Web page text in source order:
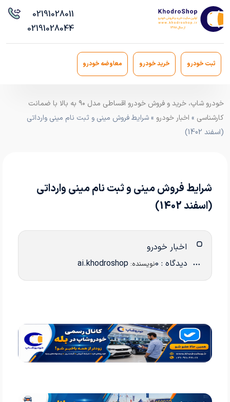
02191028011
02191028044
ثبت خودرو خرید خودرو معاوضه خودرو
خودرو شاپ، خرید و فروش خودرو اقساطی مدل ۹۰ به بالا با ضمانت
کارشناسی » اخبار خودرو » شرایط فروش مینی و ثبت نام مینی وارداتی
(اسفند 1402)
شرایط فروش مینی و ثبت نام مینی وارداتی
(اسفند 1402)
اخبار خودرو
دیدگاه : 0 نویسنده: ai.khodroshop